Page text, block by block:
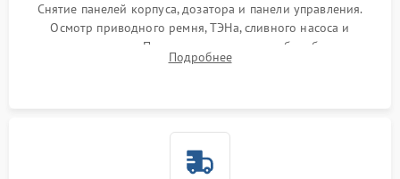
Снятие панелей корпуса, дозатора и панели управления.
Осмотр приводного ремня, ТЭНа, сливного насоса и
амортизаторов. Проверка подшипников барабана и
крестовины на износ, а манжеты люка на разрывы.
Подробнее